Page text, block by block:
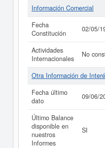
Información Comercial
Fecha
Constitución
02/05/
Actividades
Internacionales
No
Otra Información de
Fecha último
dato
09/06/
Último Balance
disponible en
nuestros
Informes
SI